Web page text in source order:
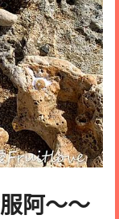
阿～～